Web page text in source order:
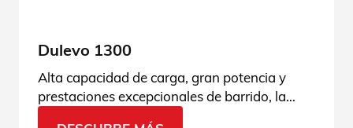
Dulevo 1300
Alta capacidad de carga, gran potencia y
prestaciones excepcionales de barrido, la